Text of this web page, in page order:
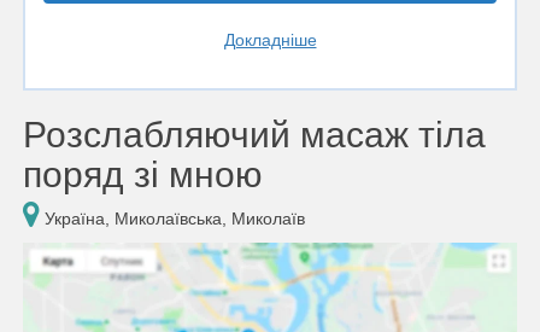
Докладніше
Розслабляючий масаж тіла
поряд зі мною
Україна, Миколаївська, Миколаїв